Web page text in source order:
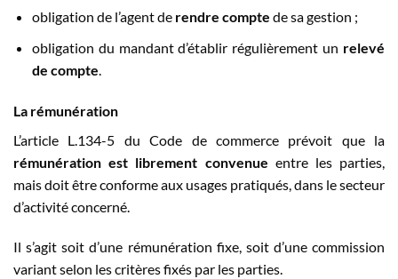
obligation de l’agent de rendre compte de sa gestion ;
obligation du mandant d’établir régulièrement un relevé
de compte
La rémunération
L’article L.134-5 du Code de commerce prévoit que la
rémunération est librement convenue entre les parties,
mais doit être conforme aux usages pratiqués, dans le secteur
d’activité concerné.
Il s’agit soit d’une rémunération fixe, soit d’une commission
variant selon les critères fixés par les parties.